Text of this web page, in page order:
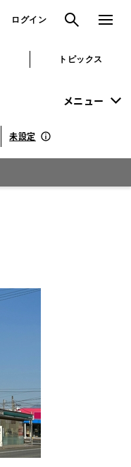
ログイン 検索 メニュ
トピックス
メニュー
未設定